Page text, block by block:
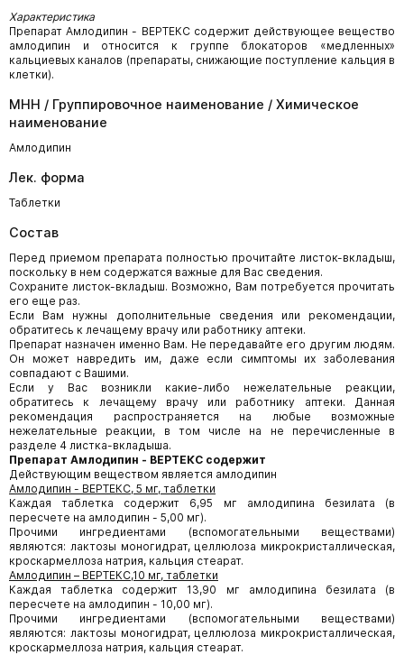
Характеристика
Препарат Амлодипин - ВЕРТЕКС содержит действующее вещество
амлодипин и относится к группе блокаторов «медленных»
кальциевых каналов (препараты, снижающие поступление кальция в
клетки).
МНН / Группировочное наименование / Химическое
наименование
Амлодипин
Лек. форма
Таблетки
Состав
Перед приемом препарата полностью прочитайте листок-вкладыш,
поскольку в нем содержатся важные для Вас сведения.
Сохраните листок-вкладыш. Возможно, Вам потребуется прочитать
его еще раз.
Если Вам нужны дополнительные сведения или рекомендации,
обратитесь к лечащему врачу или работнику аптеки.
Препарат назначен именно Вам. Не передавайте его другим людям.
Он может навредить им, даже если симптомы их заболевания
совпадают с Вашими.
Если у Вас возникли какие-либо нежелательные реакции,
обратитесь к лечащему врачу или работнику аптеки. Данная
рекомендация распространяется на любые возможные
нежелательные реакции, в том числе на не перечисленные в
разделе 4 листка-вкладыша.
Препарат Амлодипин - ВЕРТЕКС содержит
Действующим веществом является амлодипин
Амлодипин - ВЕРТЕКС, 5 мг, таблетки
Каждая таблетка содержит 6,95 мг амлодипина безилата (в
пересчете на амлодипин - 5,00 мг).
Прочими ингредиентами (вспомогательными веществами)
являются: лактозы моногидрат, целлюлоза микрокристаллическая,
кроскармеллоза натрия, кальция стеарат.
Амлодипин – ВЕРТЕКС,10 мг, таблетки
Каждая таблетка содержит 13,90 мг амлодипина безилата (в
пересчете на амлодипин - 10,00 мг).
Прочими ингредиентами (вспомогательными веществами)
являются: лактозы моногидрат, целлюлоза микрокристаллическая,
кроскармеллоза натрия, кальция стеарат.